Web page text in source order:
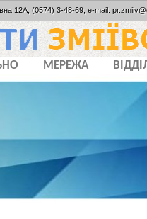
12А, (0574) 3-48-69, e-mail:
МЕРЕЖА